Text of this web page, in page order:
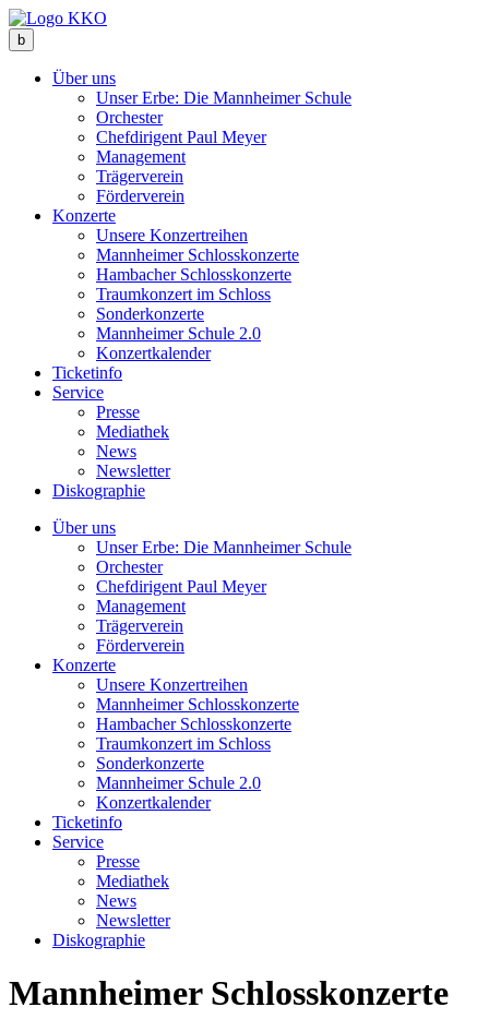
b
Über uns
Unser Erbe: Die Mannheimer Schule
Orchester
Chefdirigent Paul Meyer
Management
Trägerverein
Förderverein
Konzerte
Unsere Konzertreihen
Mannheimer Schlosskonzerte
Hambacher Schlosskonzerte
Traumkonzert im Schloss
Sonderkonzerte
Mannheimer Schule 2.0
Konzertkalender
Ticketinfo
Service
Presse
Mediathek
News
Newsletter
Diskographie
Über uns
Unser Erbe: Die Mannheimer Schule
Orchester
Chefdirigent Paul Meyer
Management
Trägerverein
Förderverein
Konzerte
Unsere Konzertreihen
Mannheimer Schlosskonzerte
Hambacher Schlosskonzerte
Traumkonzert im Schloss
Sonderkonzerte
Mannheimer Schule 2.0
Konzertkalender
Ticketinfo
Service
Presse
Mediathek
News
Newsletter
Diskographie
Mannheimer Schlosskonzerte